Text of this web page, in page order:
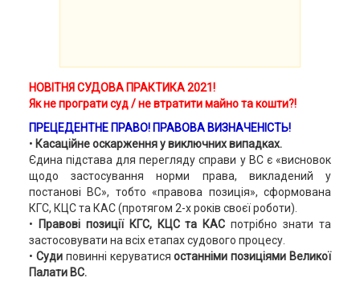
НОВІТНЯ СУДОВА ПРАКТИКА 2021!
Як не програти суд / не втратити майно та кошти?!
ПРЕЦЕДЕНТНЕ ПРАВО! ПРАВОВА ВИЗНАЧЕНІСТЬ!
• Касаційне оскарження у виключних випадках.
Єдина підстава для перегляду справи у ВС є «висновок
щодо застосування норми права, викладений у
постанові ВС», тобто «правова позиція», сформована
КГС, КЦС та КАС (протягом 2-х років своєї роботи).
•
Правові позиції КГС, КЦС та КАС потрібно знати та
застосовувати на всіх етапах судового процесу.
• Суди повинні керуватисяостанніми позиціями Великої
Палати ВС.